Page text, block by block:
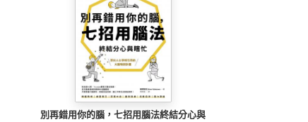
別再錯用你的腦，七招用腦法終結分心與